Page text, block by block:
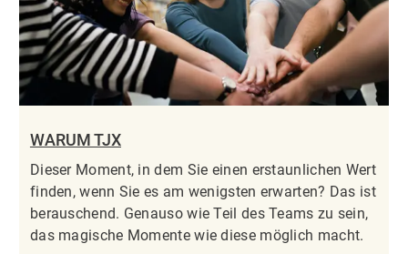
WARUM TJX
Dieser Moment, in dem Sie einen erstaunlichen Wert
finden, wenn Sie es am wenigsten erwarten? Das ist
berauschend. Genauso wie Teil des Teams zu sein,
das magische Momente wie diese möglich macht.